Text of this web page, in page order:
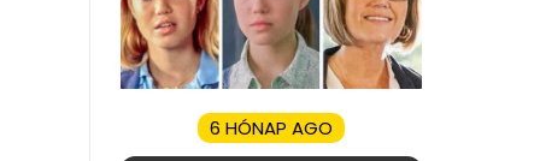
6 HÓNAP AGO